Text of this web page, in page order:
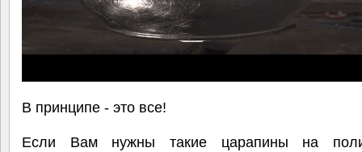
В принципе - это все!
Если Вам нужны такие царапины на